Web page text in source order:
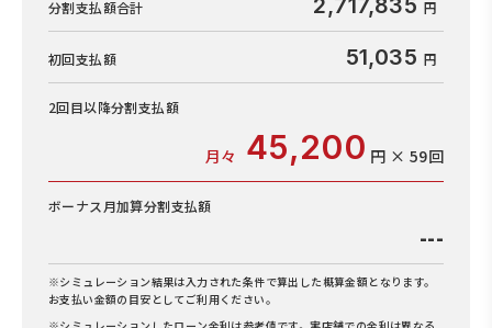
分割支払額合計
初回支払額 51,035
2回目以降分割支払額
月々 45,200 円 × 59回
ボーナス月加算分割支払額
---
※シミュレーション結果は入力された条件で算出した概算金額となります。
お支払い金額の目安としてご利用ください。
※シミュレーションしたローン金利は参考値です。実店舗での金利は異なる